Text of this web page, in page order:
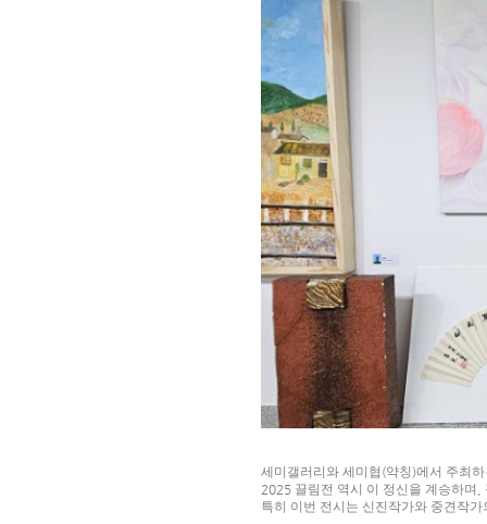
세미갤러리와 세미협 (약칭)에서 주최
2025 끌림전 역시 이 정신을 계승하며
특히 이번 전시는 신진작가와 중견작가